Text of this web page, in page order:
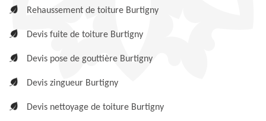
Rehaussement de toiture Burtigny
Devis fuite de toiture Burtigny
Devis pose de gouttière Burtigny
Devis zingueur Burtigny
Devis nettoyage de toiture Burtigny